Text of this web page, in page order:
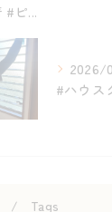
2026/
Tags